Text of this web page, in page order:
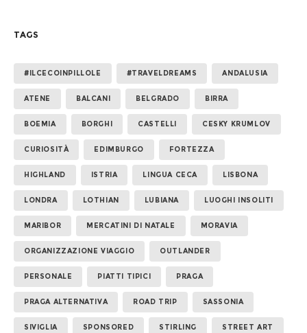
TAGS
#ILCECOINPILLOLE #TRAVELDREAMS ANDALUSIA
ATENE BALCANI BELGRADO BIRRA
BOEMIA BORGHI CASTELLI CESKY KRUMLOV
CURIOSITÀ EDIMBURGO FORTEZZA
HIGHLAND ISTRIA LINGUA CECA LISBONA
LONDRA LOTHIAN LUBIANA LUOGHI INSOLITI
MARIBOR MERCATINI DI NATALE MORAVIA
ORGANIZZAZIONE VIAGGIO OUTLANDER
PERSONALE PIATTI TIPICI PRAGA
PRAGA ALTERNATIVA ROAD TRIP SASSONIA
SIVIGLIA SPONSORED STIRLING STREET ART